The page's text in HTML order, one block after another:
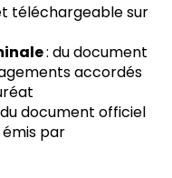
téléchargeable sur
: du document
accordés
document officiel
émis par